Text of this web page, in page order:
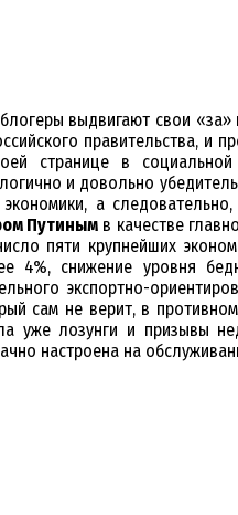
выдвигают свои
правительства, и
странице в социальной
и довольно
а
Путиным в качестве
пяти крупнейших
4%, снижение уровня
экспортно-
сам не верит, в
уже лозунги и призывы
настроена на